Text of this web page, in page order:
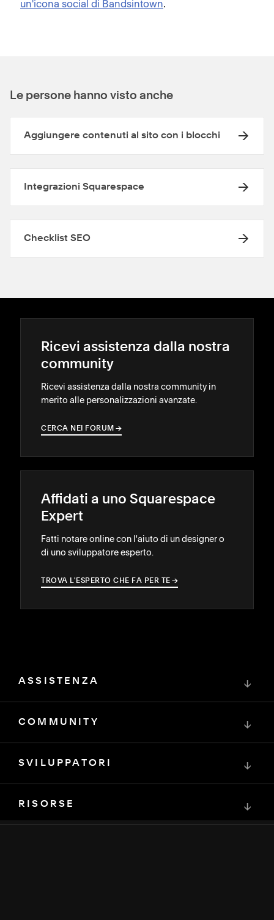
un'icona social di Bandsintown.
Le persone hanno visto anche
Aggiungere contenuti al sito con i blocchi
Integrazioni Squarespace
Checklist SEO
Ricevi assistenza dalla nostra
community
Ricevi assistenza dalla nostra community in
merito alle personalizzazioni avanzate.
CERCA NEI FORUM →
→
Affidati a uno Squarespace
Expert
Fatti notare online con l'aiuto di un designer o
di uno sviluppatore esperto.
TROVA L'ESPERTO CHE FA PER TE →
→
ASSISTENZA ↓
COMMUNITY ↓
SVILUPPATORI ↓
RISORSE ↓